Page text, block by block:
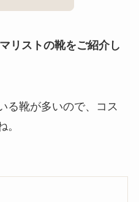
リストの靴をご紹介し
る靴が多いので、コス
。